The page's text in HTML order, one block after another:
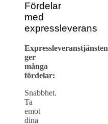
Fördelar
med
expressleverans
Expressleveranstjänsten
ger
många
fördelar:
Snabbhet.
Ta
emot
dina